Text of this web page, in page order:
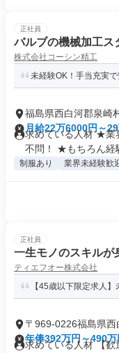
正社員
バルブの機械加工ス
株式会社コーシン精工
未経験OK！手当充実
福島県西白河郡泉崎
月給22万6000円～
求めている人材 ★業
不問！ ★もちろん経
制服あり 業界未経験歓
正社員
一生モノのスキルが
ティエフオー株式会社
【45歳以下限定求人
〒969-0226福島県
年俸392万円～490万
求めている人材 【